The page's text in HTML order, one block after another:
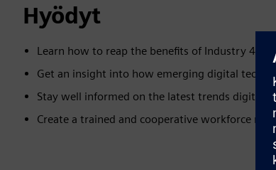
Hyödyt
Learn how to reap the benefits of Industry 4.0
Get an insight into how emerging digital
Stay well informed on the latest trends digital
Create a trained and cooperative workforce